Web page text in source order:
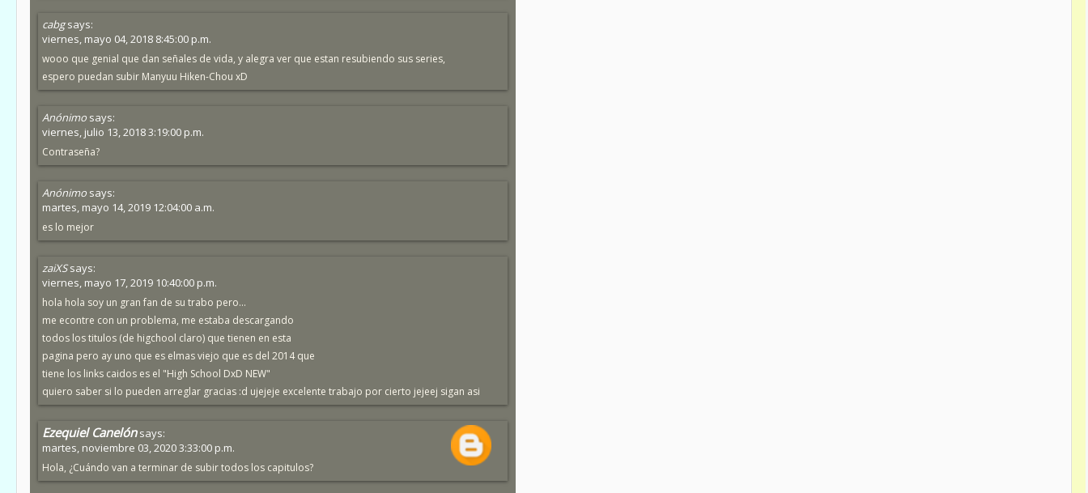
cabgsays:
viernes, mayo 04, 2018 8:45:00 p.m.
wooo que genial que dan señales de vida, y alegra ver que estan resubiendo sus series,
espero puedan subir Manyuu Hiken-Chou xD
Anónimo says:
viernes, julio 13, 2018 3:19:00 p.m.
Contraseña?
Anónimo says:
martes, mayo 14, 2019 12:04:00 a.m.
es lo mejor
zaiXSsays:
viernes, mayo 17, 2019 10:40:00 p.m.
hola hola soy un gran fan de su trabo pero...
me econtre con un problema, me estaba descargando
todos los titulos (de higchool claro) que tienen en esta
pagina pero ay uno que es elmas viejo que es del 2014 que
tiene los links caidos es el "High School DxD NEW"
quiero saber si lo pueden arreglar gracias :d ujejeje excelente trabajo por cierto jejeej sigan asi
Ezequiel Canelón says:
martes, noviembre 03, 2020 3:33:00 p.m.
Hola, ¿Cuándo van a terminar de subir todos los capitulos?